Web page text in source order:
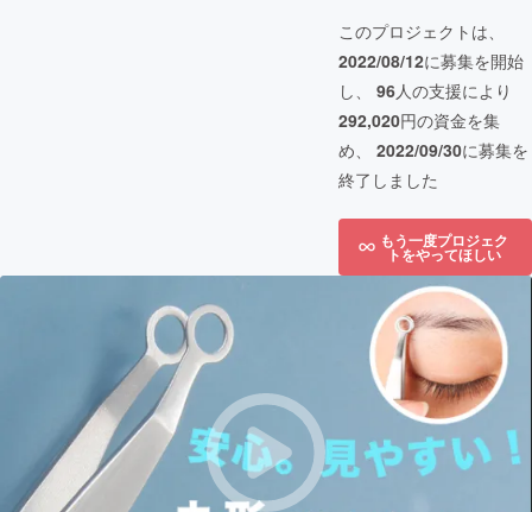
このプロジェクトは、
2022/08/12に募集を開始
し、 96人の支援により
292,020円の資金を集
め、 2022/09/30に募集を
終了しました
もう一度プロジェク
トをやってほしい